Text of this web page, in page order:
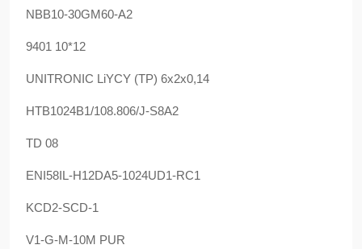
NBB10-30GM60-A2
9401 10*12
UNITRONIC LiYCY (TP) 6x2x0,14
HTB1024B1/108.806/J-S8A2
TD 08
ENI58IL-H12DA5-1024UD1-RC1
KCD2-SCD-1
V1-G-M-10M PUR